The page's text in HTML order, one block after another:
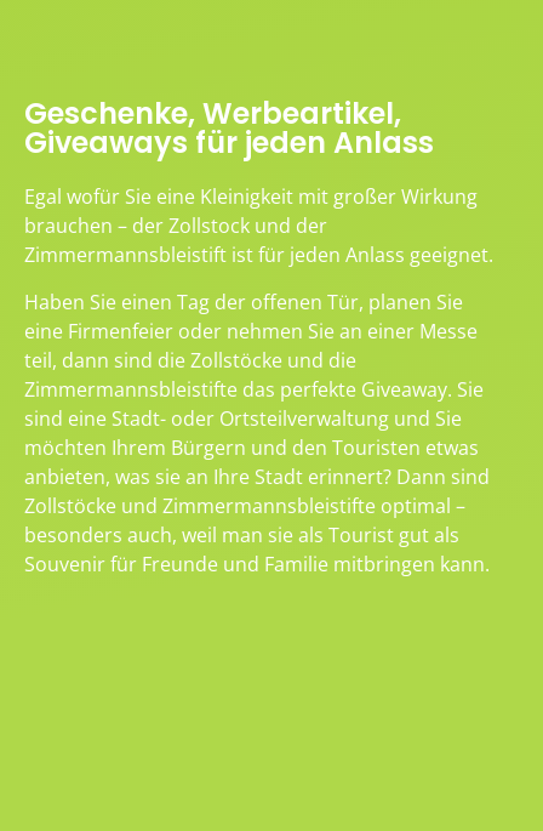
Geschenke, Werbeartikel,
Giveaways für jeden Anlass
Egal wofür Sie eine Kleinigkeit mit großer Wirkung
brauchen – der Zollstock und der
Zimmermannsbleistift ist für jeden Anlass geeignet.
Haben Sie einen Tag der offenen Tür, planen Sie
eine Firmenfeier oder nehmen Sie an einer Messe
teil, dann sind die Zollstöcke und die
Zimmermannsbleistifte das perfekte Giveaway. Sie
sind eine Stadt- oder Ortsteilverwaltung und Sie
möchten Ihrem Bürgern und den Touristen etwas
anbieten, was sie an Ihre Stadt erinnert? Dann sind
Zollstöcke und Zimmermannsbleistifte optimal –
besonders auch, weil man sie als Tourist gut als
Souvenir für Freunde und Familie mitbringen kann.